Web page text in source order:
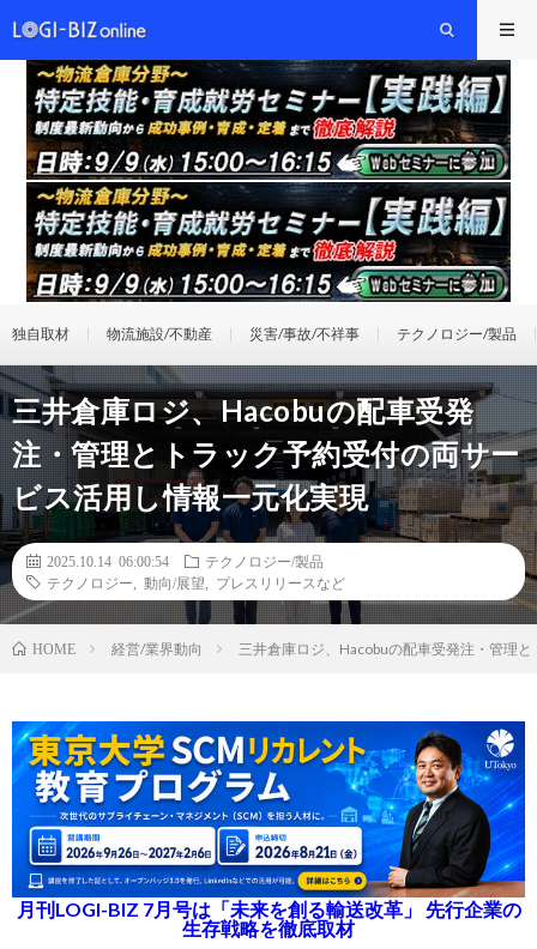
独自取材 物流施設/不動産 災害/事故/不祥事 テクノロジー/製品
三井倉庫ロジ、Hacobuの配車受発
注・管理とトラック予約受付の両サー
ビス活用し情報一元化実現
2025.10.14 06:00:54
テクノロジー/製品
テクノロジー
動向/展望 プレスリリースなど
HOME 経営/業界動向 三井倉庫ロジ、Hacobuの配車受発注・管理
月刊LOGI-BIZ 7月号は「未来を創る輸送改革」 先行企業の
生存戦略を徹底取材